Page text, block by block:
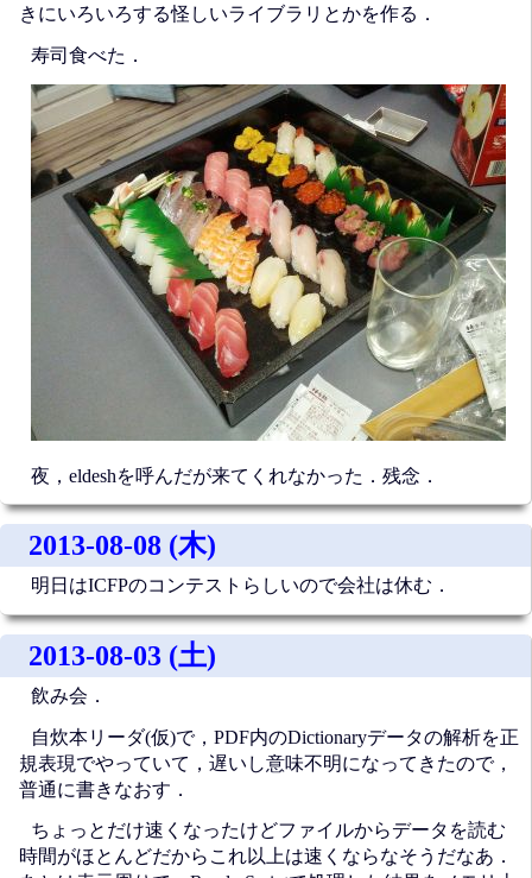
きにいろいろする怪しいライブラリとかを作る．
寿司食べた．
夜，eldeshを呼んだが来てくれなかった．残念．
2013-08-08 (木)
明日はICFPのコンテストらしいので会社は休む．
2013-08-03 (土)
飲み会．
自炊本リーダ(仮)で，PDF内のDictionaryデータの解析を正
規表現でやっていて，遅いし意味不明になってきたので，
普通に書きなおす．
ちょっとだけ速くなったけどファイルからデータを読む
時間がほとんどだからこれ以上は速くならなそうだなあ．